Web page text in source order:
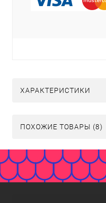
ХАРАКТЕРИСТИКИ
ПОХОЖИЕ ТОВАРЫ (8)